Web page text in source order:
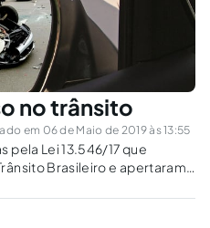
no trânsito
em 06 de Maio de 2019 às 13:55
pela Lei 13.546/17 que
Brasileiro e apertaram